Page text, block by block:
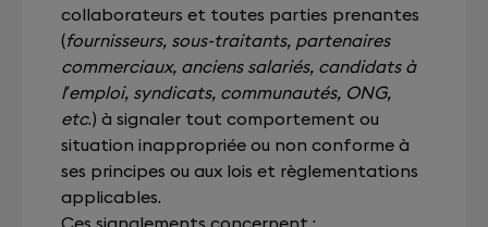
collaborateurs et toutes parties prenantes
(fournisseurs, sous-traitants, partenaires
commerciaux, anciens salariés, candidats à
l’emploi, syndicats, communautés, ONG,
etc.) à signaler tout comportement ou
situation inappropriée ou non conforme à
ses principes ou aux lois et règlementations
applicables.
Ces signalements concernent :